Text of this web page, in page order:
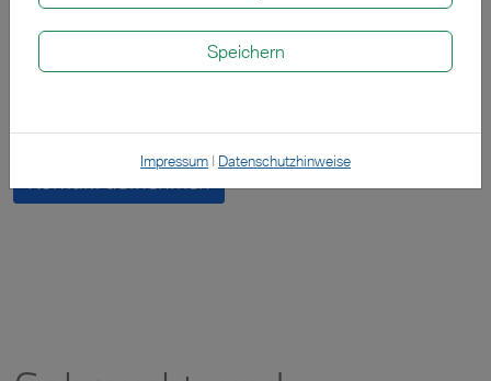
Probefahrt vereinbaren
Kontakt aufnehmen
Speichern
Impressum | Datenschutzhinweise